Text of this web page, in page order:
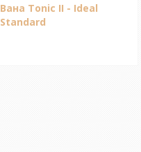
Вана Tonic II - Ideal
Standard